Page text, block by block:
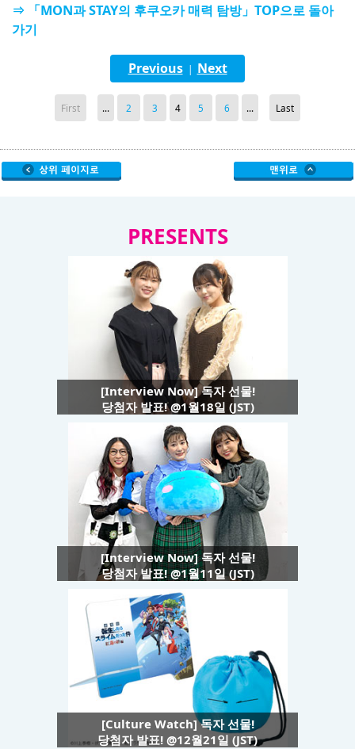
⇒ 「MON과 STAY의 후쿠오카 매력 탐방」TOP으로 돌아
가기
Previous| Next
First ... 2 3 4 5 6 ... Last
PRESENTS
[Interview Now] 독자 선물!
당첨자 발표! @1월18일 (JST)
[Interview Now] 독자 선물!
당첨자 발표! @1월11일 (JST)
[Culture Watch] 독자 선물!
당첨자 발표! @12월21일 (JST)